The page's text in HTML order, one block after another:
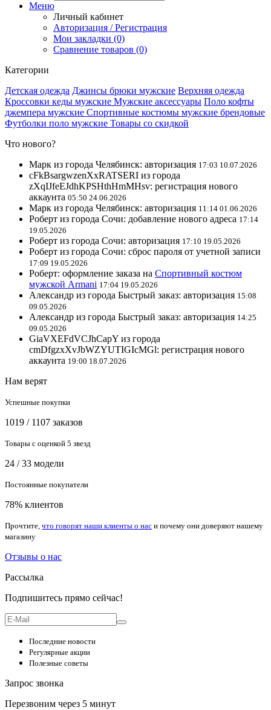
Меню
Личный кабинет
Авторизация / Регистрация
Мои закладки (0)
Сравнение товаров (0)
Категории
Детская одежда Джинсы брюки мужские Верхняя одежда
Кроссовки кеды мужские Мужские аксессуары Поло кофты
джемпера мужские Спортивные костюмы мужские брендовые
Футболки поло мужские Товары со скидкой
Что нового?
Марк из города Челябинск: авторизация 17:03 10.07.2026
cFkBsargwzenXxRATSERI из города
zXqIJfeEJdhKPSHthHmMHsv: регистрация нового
аккаунта 05:50 24.06.2026
Марк из города Челябинск: авторизация 11:14 01.06.2026
Роберт из города Сочи: добавление нового адреса 17:14
19.05.2026
Роберт из города Сочи: авторизация 17:10 19.05.2026
Роберт из города Сочи: сброс пароля от учетной записи
17:09 19.05.2026
Роберт: оформление заказа на Спортивный костюм
мужской Armani 17:04 19.05.2026
Александр из города Быстрый заказ: авторизация 15:08
09.05.2026
Александр из города Быстрый заказ: авторизация 14:25
09.05.2026
GiaVXEFdVCJhCapY из города
cmDfgzxXvJbWZYUTIGIcMGl: регистрация нового
аккаунта 19:00 18.07.2026
Нам верят
Успешные покупки
1019 / 1107 заказов
Товары с оценкой 5 звезд
24 / 33 модели
Постоянные покупатели
78% клиентов
Прочтите, что говорят наши клиенты о нас и почему они доверяют нашему
магазину
Отзывы о нас
Рассылка
Подпишитесь прямо сейчас!
Последние новости
Регулярные акции
Полезные советы
Запрос звонка
Перезвоним через 5 минут